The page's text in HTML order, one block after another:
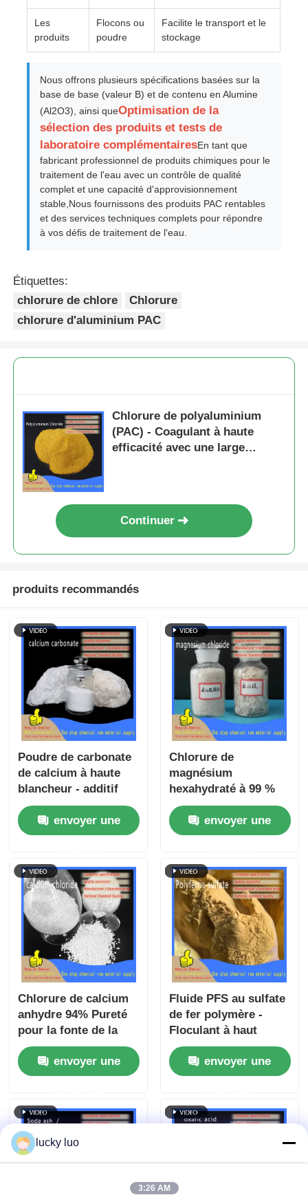
Les
produits
Flocons ou
poudre
Facilite le transport et le
stockage
Nous offrons plusieurs spécifications basées sur la
base de base (valeur B) et de contenu en Alumine
(Al2O3), ainsi queOptimisation de la
sélection des produits et tests de
laboratoire complémentairesEn tant que
fabricant professionnel de produits chimiques pour le
traitement de l'eau avec un contrôle de qualité
complet et une capacité d'approvisionnement
stable,Nous fournissons des produits PAC rentables
et des services techniques complets pour répondre
à vos défis de traitement de l'eau.
Étiquettes:
chlorure de chlore
Chlorure
chlorure d'aluminium PAC
Chlorure de polyaluminium
(PAC) - Coagulant à haute
efficacité avec une large
Continuer
produits recommandés
Poudre de carbonate
de calcium à haute
blancheur - additif
alimentaire E170 et
charge plastique pour
applications
envoyer une
Chlorure de
magnésium
hexahydraté à 99 %
de pureté
MgCl₂·6H₂O pour
agent de dégivrage et
poussière
envoyer une
Chlorure de calcium
anhydre 94% Pureté
pour la fonte de la
neige et l'accélération
du bétonenvoyer une
Fluide PFS au sulfate
de fer polymère -
Floculant à haut
rendement à
sédimentation rapide
et à large pH
traitement de l'eau
envoyer une
lucky luo
3:26 AM